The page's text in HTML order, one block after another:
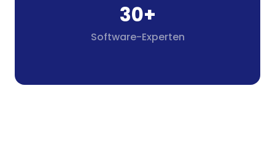
30+
Software-Experten